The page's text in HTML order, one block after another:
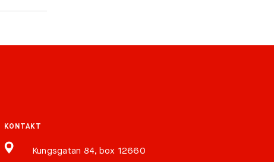
KONTAKT
Kungsgatan 84, box 12660